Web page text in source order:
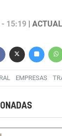
- 15:19 |
EMPRESAS